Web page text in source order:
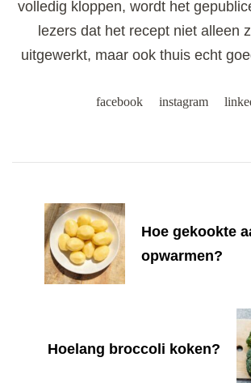
volledig kloppen, wordt het
lezers dat het recept niet alleen
uitgewerkt, maar ook thuis echt
facebook instagram
Navigation
Hoe gekookte
opwarmen?
Hoelang broccoli koken?